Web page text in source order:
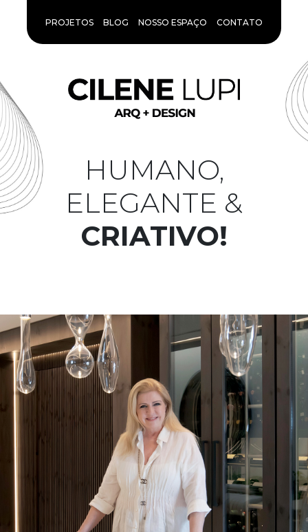
PROJETOS BLOG NOSSO ESPAÇO CONTATO
HUMANO,
ELEGANTE &
CRIATIVO!